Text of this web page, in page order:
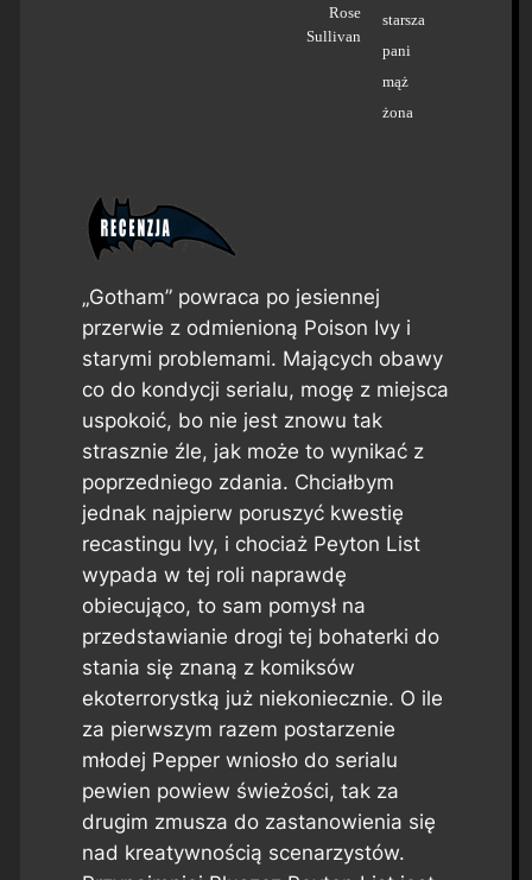
Rose
Sullivan
starsza
pani
mąż
żona
„Gotham” powraca po jesiennej
przerwie z odmienioną Poison Ivy i
starymi problemami. Mających obawy
co do kondycji serialu, mogę z miejsca
uspokoić, bo nie jest znowu tak
strasznie źle, jak może to wynikać z
poprzedniego zdania. Chciałbym
jednak najpierw poruszyć kwestię
recastingu Ivy, i chociaż Peyton List
wypada w tej roli naprawdę
obiecująco, to sam pomysł na
przedstawianie drogi tej bohaterki do
stania się znaną z komiksów
ekoterrorystką już niekoniecznie. O ile
za pierwszym razem postarzenie
młodej Pepper wniosło do serialu
pewien powiew świeżości, tak za
drugim zmusza do zastanowienia się
nad kreatywnością scenarzystów.